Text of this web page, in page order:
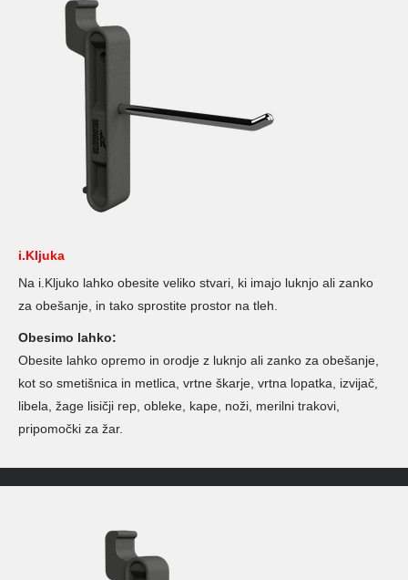
i.Kljuka
Na i.Kljuko lahko obesite veliko stvari, ki imajo luknjo ali zanko
za obešanje, in tako sprostite prostor na tleh.
Obesimo lahko:
Obesite lahko opremo in orodje z luknjo ali zanko za obešanje,
kot so smetišnica in metlica, vrtne škarje, vrtna lopatka, izvijač,
libela, žage lisičji rep, obleke, kape, noži, merilni trakovi,
pripomočki za žar.